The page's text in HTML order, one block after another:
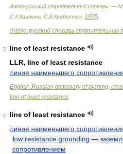
Англо-русский строительный словарь. —
С.К.Кашкина, С.В.Курбатова 1995
Англо-русский словарь строительных
3
line of least resistance
LLR, line of least resistance
линия наименьшего
English-Russian dictionary of planing,
line of least resistance
4
line of least resistance
линия наименьшего
low resistance grounding —
сопротивлением